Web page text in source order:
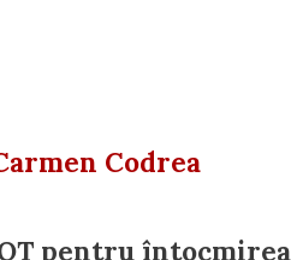
Codrea
pentru